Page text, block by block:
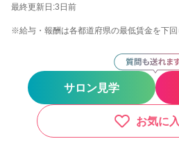
最終更新日:3日前
※給与・報酬は各都道府県の最低賃金を下
サロン見学
お気に